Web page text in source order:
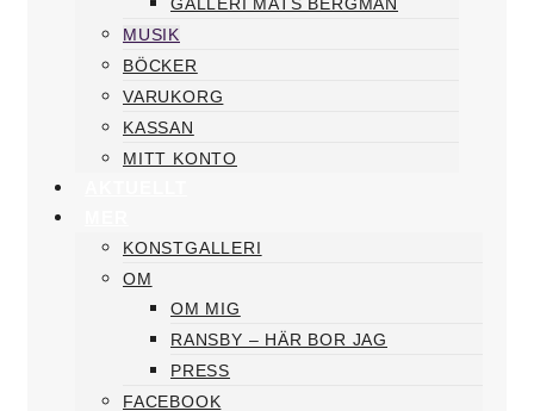
MUSIK
BÖCKER
VARUKORG
KASSAN
MITT KONTO
KONSTGALLERI
OM
OM MIG
RANSBY – HÄR BOR JAG
PRESS
FACEBOOK